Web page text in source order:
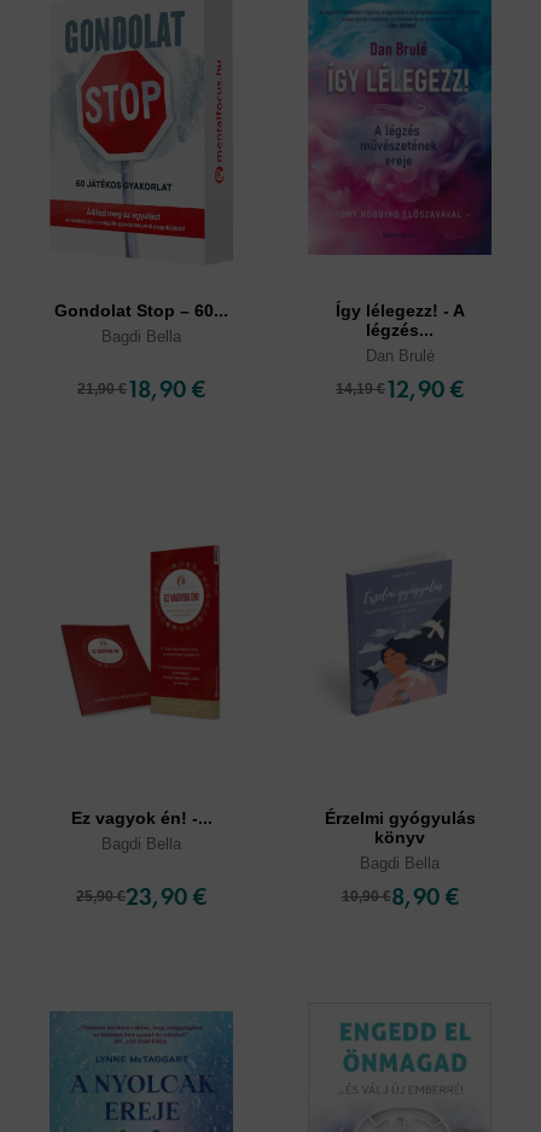
Gondolat Stop – 60...
Bagdi Bella
21,90 €18,90 €
Így lélegezz! - A
légzés...
Dan Brulé
14,19 €12,90 €
Ez vagyok én! -...
Bagdi Bella
25,90 €23,90 €
Érzelmi gyógyulás
könyv
Bagdi Bella
10,90 €8,90 €